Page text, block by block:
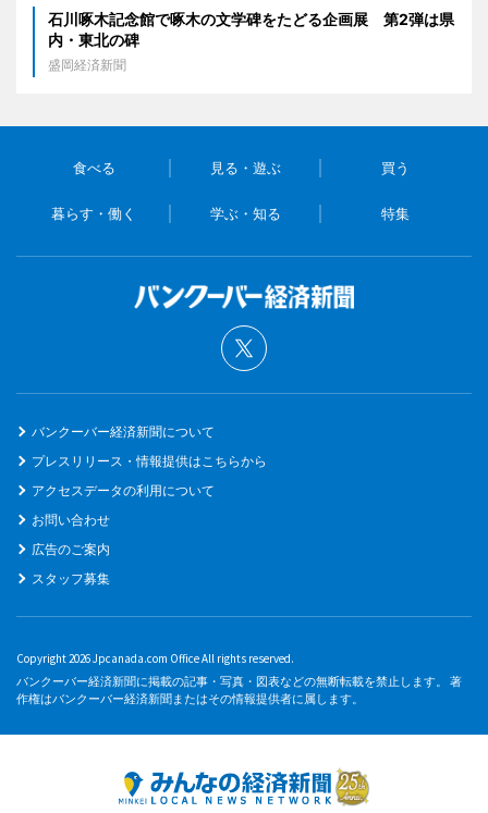
石川啄木記念館で啄木の文学碑をたどる企画展 第2弾は県
内・東北の碑
盛岡経済新聞
食べる 見る・遊ぶ 買う
暮らす・働く 学ぶ・知る 特集
バンクーバー経済新聞について
プレスリリース・情報提供はこちらから
アクセスデータの利用について
お問い合わせ
広告のご案内
スタッフ募集
Copyright 2026 Jpcanada.com Office All rights reserved.
バンクーバー経済新聞に掲載の記事・写真・図表などの無断転載を禁止します。 著
作権はバンクーバー経済新聞またはその情報提供者に属します。